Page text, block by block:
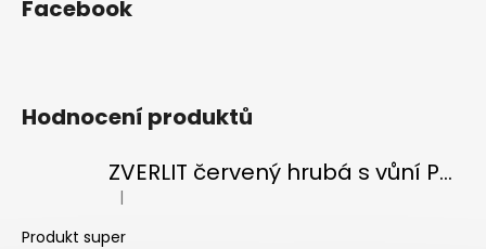
Facebook
Hodnocení produktů
ZVERLIT červený hrubá s vůní Podestýlka kočka 10kg
Hodnocení produktu je 5 z 5 hvězdiček.
|
Produkt super